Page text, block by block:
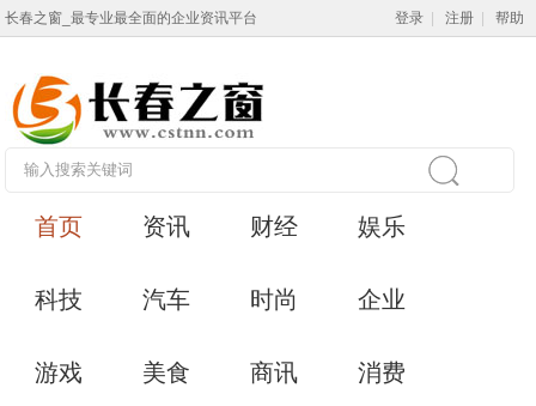
长春之窗_最专业最全面的企业资讯平台 登录 注册 帮助
首页 资讯 财经 娱乐
科技 汽车 时尚 企业
游戏 美食 商讯 消费